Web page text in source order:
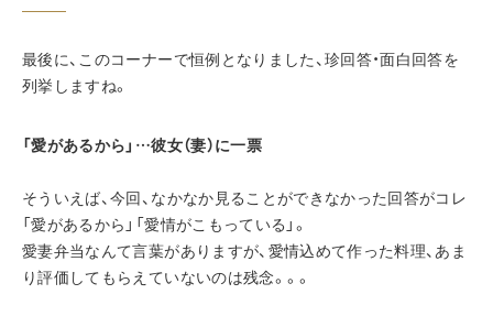
最後に、このコーナーで恒例となりました、珍回答・面白回答を
列挙しますね。
「愛があるから」…彼女（妻）に一票
そういえば、今回、なかなか見ることができなかった回答がコレ
「愛があるから」「愛情がこもっている」。
愛妻弁当なんて言葉がありますが、愛情込めて作った料理、あま
り評価してもらえていないのは残念。。。